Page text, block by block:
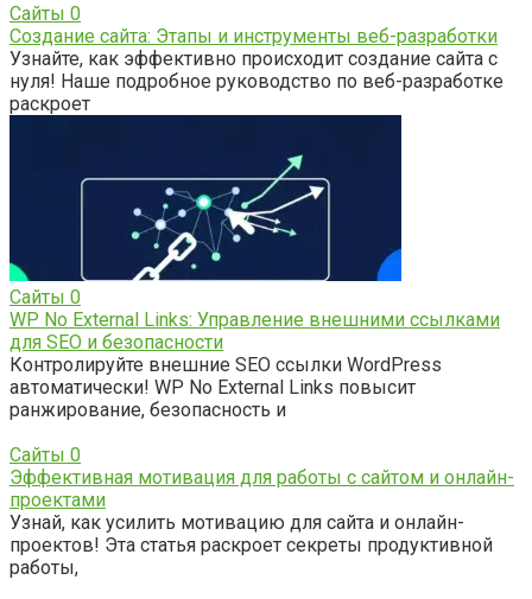
Сайты 0
Создание сайта: Этапы и инструменты веб-разработки
Узнайте, как эффективно происходит создание сайта с
нуля! Наше подробное руководство по веб-разработке
раскроет
Сайты 0
WP No External Links: Управление внешними ссылками
для SEO и безопасности
Контролируйте внешние SEO ссылки WordPress
автоматически! WP No External Links повысит
ранжирование, безопасность и
Сайты 0
Эффективная мотивация для работы с сайтом и онлайн-
проектами
Узнай, как усилить мотивацию для сайта и онлайн-
проектов! Эта статья раскроет секреты продуктивной
работы,